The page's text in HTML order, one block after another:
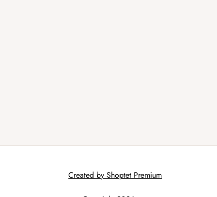
Created by Shoptet Premium